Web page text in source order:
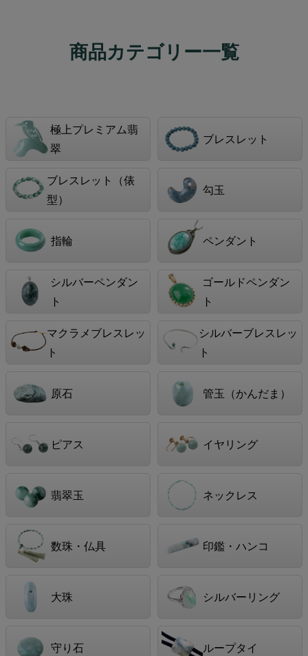
商品カテゴリー一覧
極上プレミアム翡
翠
ブレスレット
ブレスレット（俵
型）
勾玉
指輪 ペンダント
シルバーペンダン
ト
ゴールドペンダン
ト
マクラメブレスレッ
ト
シルバーブレスレッ
ト
原石 管玉（かんだま）
ピアス イヤリング
翡翠玉 ネックレス
数珠・仏具 印鑑・ハンコ
大珠 シルバーリング
守り石 ループタイ